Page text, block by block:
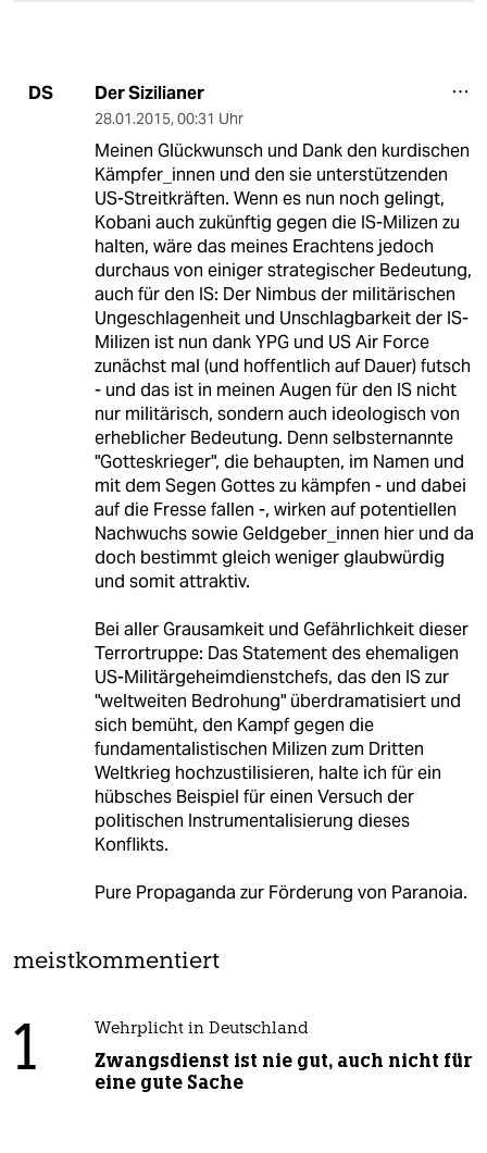
DS Der Sizilianer
28.01.2015, 00:31 Uhr
Meinen Glückwunsch und Dank den kurdischen
Kämpfer_innen und den sie unterstützenden
US-Streitkräften. Wenn es nun noch gelingt,
Kobani auch zukünftig gegen die IS-Milizen zu
halten, wäre das meines Erachtens jedoch
durchaus von einiger strategischer Bedeutung,
auch für den IS: Der Nimbus der militärischen
Ungeschlagenheit und Unschlagbarkeit der IS-
Milizen ist nun dank YPG und US Air Force
zunächst mal (und hoffentlich auf Dauer) futsch
- und das ist in meinen Augen für den IS nicht
nur militärisch, sondern auch ideologisch von
erheblicher Bedeutung. Denn selbsternannte
"Gotteskrieger", die behaupten, im Namen und
mit dem Segen Gottes zu kämpfen - und dabei
auf die Fresse fallen -, wirken auf potentiellen
Nachwuchs sowie Geldgeber_innen hier und da
doch bestimmt gleich weniger glaubwürdig
und somit attraktiv.
Bei aller Grausamkeit und Gefährlichkeit dieser
Terrortruppe: Das Statement des ehemaligen
US-Militärgeheimdienstchefs, das den IS zur
"weltweiten Bedrohung" überdramatisiert und
sich bemüht, den Kampf gegen die
fundamentalistischen Milizen zum Dritten
Weltkrieg hochzustilisieren, halte ich für ein
hübsches Beispiel für einen Versuch der
politischen Instrumentalisierung dieses
Konflikts.
Pure Propaganda zur Förderung von Paranoia.
meistkommentiert
1 Wehrplicht in Deutschland
Zwangsdienst ist nie gut, auch nicht für
eine gute Sache